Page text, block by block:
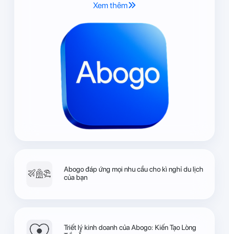
Xem thêm
Abogo đáp ứng mọi nhu cầu cho kì nghỉ du lịch
của bạn
Triết lý kinh doanh của Abogo: Kiến Tạo Lòng